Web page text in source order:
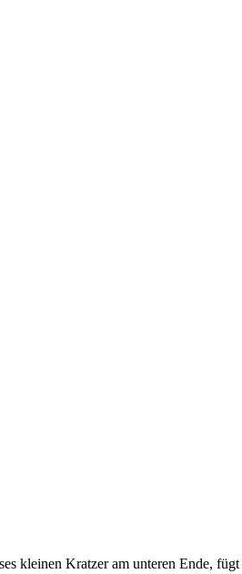
kleinen Kratzer am unteren Ende,